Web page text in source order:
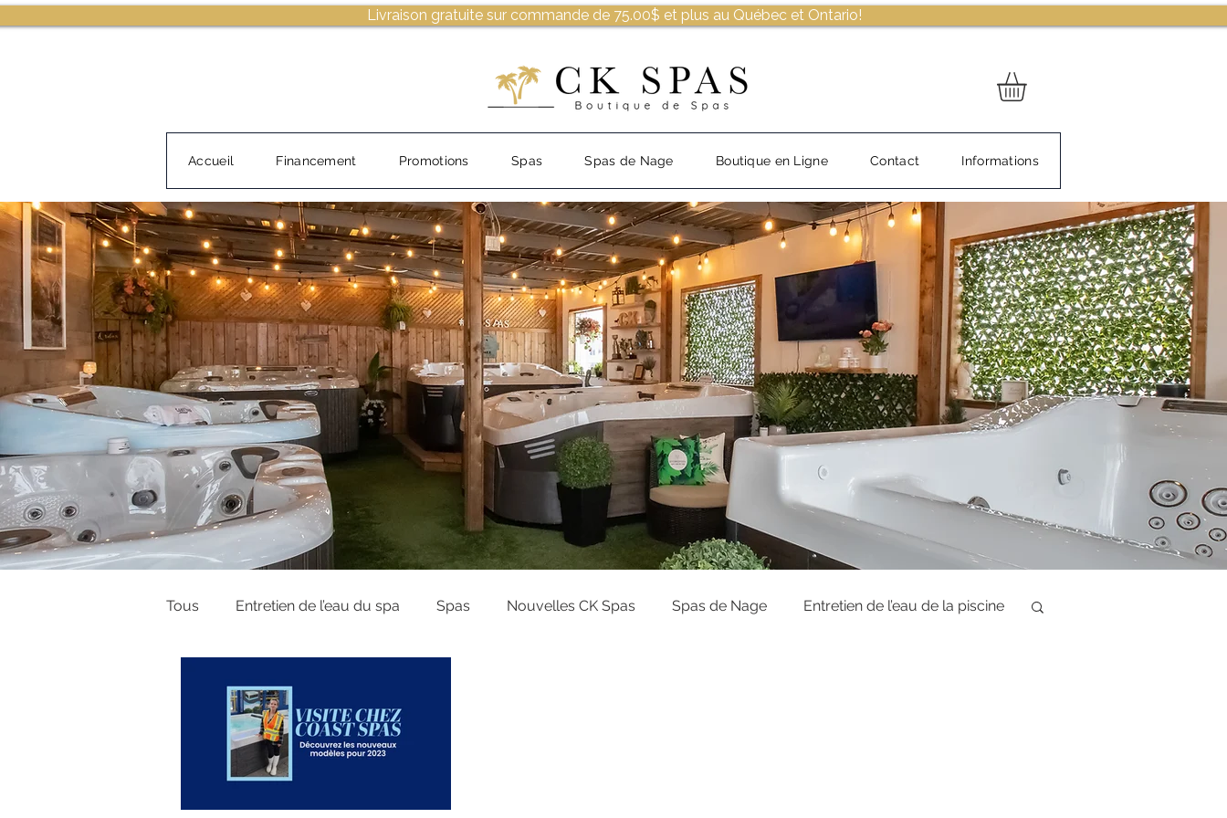
Livraison gratuite sur commande de 75.00$ et plus au Québec et Ontario!
Accueil Financement Promotions Spas Spas de Nage Boutique en Ligne Contact Informations
Tous Entretien de l’eau du spa Spas Nouvelles CK Spas Spas de Nage Entretien de l’eau de la piscine